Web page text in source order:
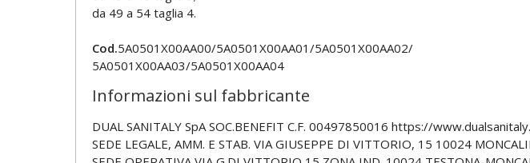
da 49 a 54 taglia 4.
Cod.5A0501X00AA00/5A0501X00AA01/5A0501X00AA02/
5A0501X00AA03/5A0501X00AA04
Informazioni sul fabbricante
DUAL SANITALY SpA SOC.BENEFIT C.F. 00497850016 https://
SEDE LEGALE, AMM. E STAB. VIA GIUSEPPE DI VITTORIO, 15 10024